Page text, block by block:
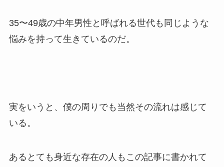
35〜49歳の中年男性と呼ばれる世代も同じような
悩みを持って生きているのだ。
実をいうと、僕の周りでも当然その流れは感じて
いる。
あるとても身近な存在の人もこの記事に書かれて